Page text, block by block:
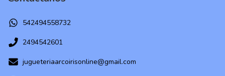
542494558732
2494542601
jugueteriaarcoirisonline@gmail.com